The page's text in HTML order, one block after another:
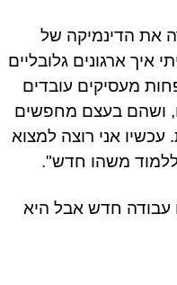
את הדינמיקה של
ארגונים גלובליים
מעסיקים עובדים
ושהם בעצם מחפשים
עכשיו אני רוצה למצוא
משהו חדש".
עבודה חדש אבל היא